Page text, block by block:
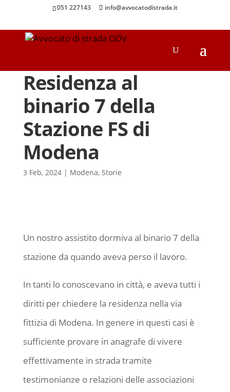
051 227143 info@avvocatodistrada.it
Residenza al
binario 7 della
Stazione FS di
Modena
3 Feb, 2024| Modena, Storie
Un nostro assistito dormiva al binario 7 della
stazione da quando aveva perso il lavoro.
In tanti lo conoscevano in città, e aveva tutti i
diritti per chiedere la residenza nella via
fittizia di Modena. In genere in questi casi è
sufficiente provare in anagrafe di vivere
effettivamente in strada tramite
testimonianze o relazioni delle associazioni